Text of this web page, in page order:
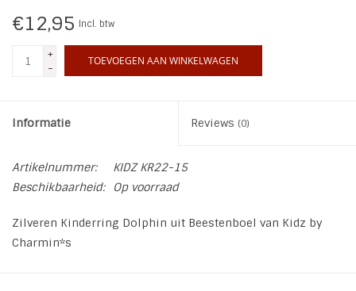
€12,95 Incl. btw
+
-
TOEVOEGEN AAN WINKELWAGEN
Informatie Reviews (0)
Artikelnummer:
KIDZ KR22-15
Beschikbaarheid:
Op voorraad
Zilveren Kinderring Dolphin uit Beestenboel van Kidz by
Charmin*s